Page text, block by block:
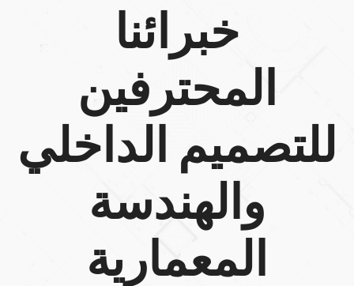
خبرائنا
المحترفين
للتصميم الداخلي
والهندسة
المعمارية